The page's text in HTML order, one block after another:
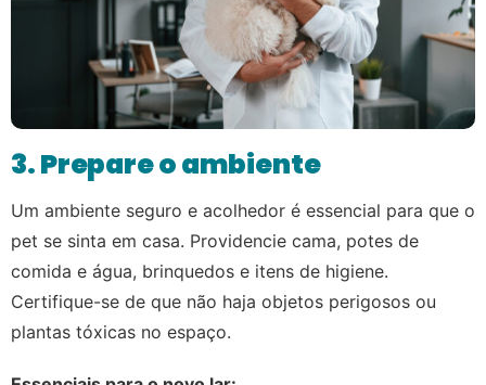
3. Prepare o ambiente
Um ambiente seguro e acolhedor é essencial para que o
pet se sinta em casa. Providencie cama, potes de
comida e água, brinquedos e itens de higiene.
Certifique-se de que não haja objetos perigosos ou
plantas tóxicas no espaço.